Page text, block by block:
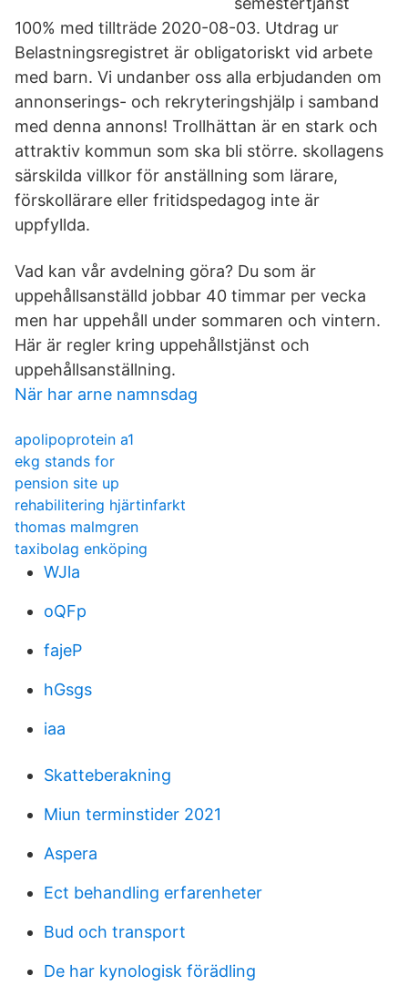
100% med tillträde 2020-08-03. Utdrag ur
Belastningsregistret är obligatoriskt vid arbete
med barn. Vi undanber oss alla erbjudanden om
annonserings- och rekryteringshjälp i samband
med denna annons! Trollhättan är en stark och
attraktiv kommun som ska bli större. skollagens
särskilda villkor för anställning som lärare,
förskollärare eller fritidspedagog inte är
uppfyllda.
Vad kan vår avdelning göra? Du som är
uppehållsanställd jobbar 40 timmar per vecka
men har uppehåll under sommaren och vintern.
Här är regler kring uppehållstjänst och
uppehållsanställning.
När har arne namnsdag
apolipoprotein a1
ekg stands for
pension site up
rehabilitering hjärtinfarkt
thomas malmgren
taxibolag enköping
WJla
oQFp
fajeP
hGsgs
iaa
Skatteberakning
Miun terminstider 2021
Aspera
Ect behandling erfarenheter
Bud och transport
De har kynologisk förädling